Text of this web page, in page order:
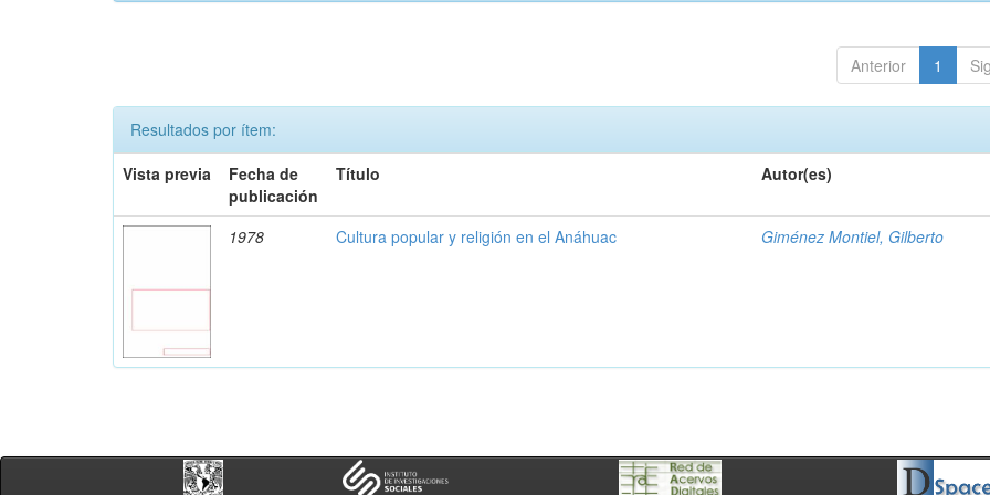
Anterior 1
Resultados por ítem:
Vista previa
Fecha de
publicación
Título Autor(es)
1978 Cultura popular y religión en el Anáhuac Giménez Montiel, Gilberto